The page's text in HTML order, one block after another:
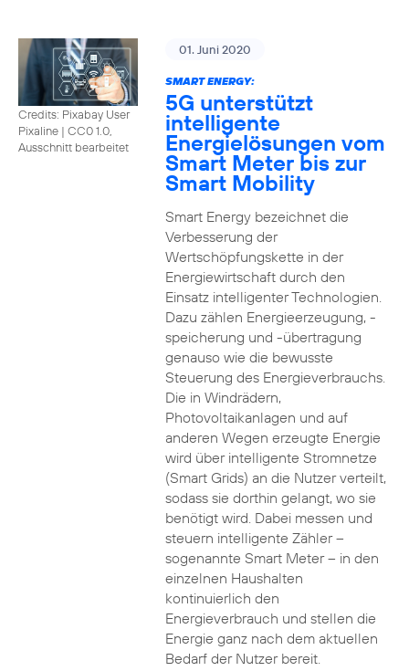
Credits: Pixabay User
Pixaline | CC0 1.0,
Ausschnitt bearbeitet
01. Juni 2020
SMART ENERGY:
5G unterstützt
intelligente
Energielösungen vom
Smart Meter bis zur
Smart Mobility
Smart Energy bezeichnet die
Verbesserung der
Wertschöpfungskette in der
Energiewirtschaft durch den
Einsatz intelligenter Technologien.
Dazu zählen Energieerzeugung, -
speicherung und -übertragung
genauso wie die bewusste
Steuerung des Energieverbrauchs.
Die in Windrädern,
Photovoltaikanlagen und auf
anderen Wegen erzeugte Energie
wird über intelligente Stromnetze
(Smart Grids) an die Nutzer verteilt,
sodass sie dorthin gelangt, wo sie
benötigt wird. Dabei messen und
steuern intelligente Zähler –
sogenannte Smart Meter – in den
einzelnen Haushalten
kontinuierlich den
Energieverbrauch und stellen die
Energie ganz nach dem aktuellen
Bedarf der Nutzer bereit.